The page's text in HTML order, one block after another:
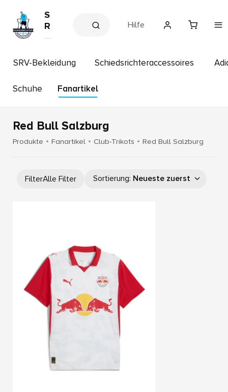
S
R
V
u
g
n
Hilfe
SRV-Bekleidung Schiedsrichteraccessoires
Schuhe Fanartikel
Red Bull Salzburg
Produkte Fanartikel Club-Trikots Red Bull Salzburg
FilterAlle Filter Sortierung: Neueste zuerst